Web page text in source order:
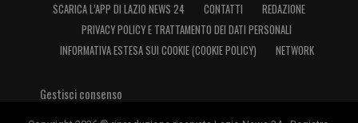
SCARICA L’APP DI LAZIO NEWS 24 CONTATTI
REDAZIONE
PRIVACY POLICY E TRATTAMENTO DEI DATI PERSONALI
INFORMATIVA ESTESA SUI COOKIE (COOKIE POLICY)
NETWORK
Gestisci consenso